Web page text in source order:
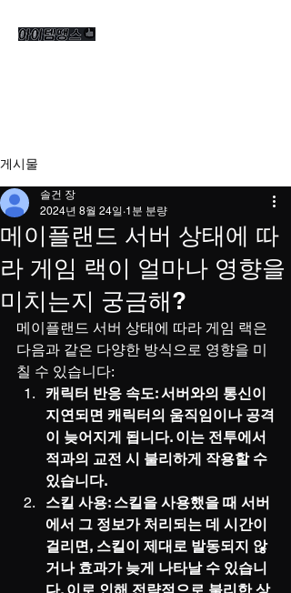
게시물
메이플랜드 서버 상태에 따
라 게임 랙이 얼마나 영향을
미치는지 궁금해?
솔건 장
2024년 8월 24일 1분 분량
메이플랜드 서버 상태에 따라 게임 랙은
다음과 같은 다양한 방식으로 영향을 미
칠 수 있습니다:
캐릭터 반응 속도: 서버와의 통신이
지연되면 캐릭터의 움직임이나 공격
이 늦어지게 됩니다. 이는 전투에서
적과의 교전 시 불리하게 작용할 수
있습니다.
스킬 사용: 스킬을 사용했을 때 서버
에서 그 정보가 처리되는 데 시간이
걸리면, 스킬이 제대로 발동되지 않
거나 효과가 늦게 나타날 수 있습니